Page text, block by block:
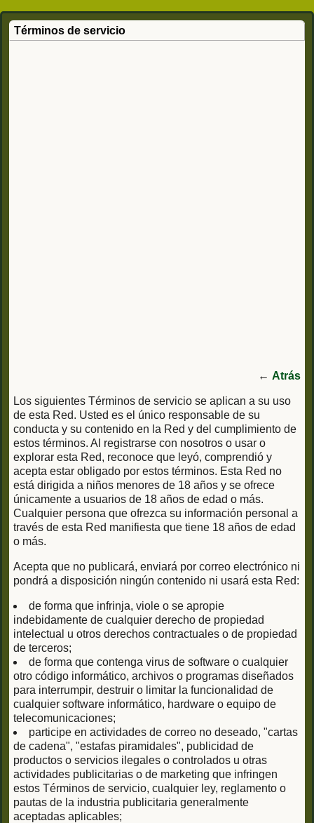
Términos de servicio
← Atrás
Los siguientes Términos de servicio se aplican a su uso
de esta Red. Usted es el único responsable de su
conducta y su contenido en la Red y del cumplimiento de
estos términos. Al registrarse con nosotros o usar o
explorar esta Red, reconoce que leyó, comprendió y
acepta estar obligado por estos términos. Esta Red no
está dirigida a niños menores de 18 años y se ofrece
únicamente a usuarios de 18 años de edad o más.
Cualquier persona que ofrezca su información personal a
través de esta Red manifiesta que tiene 18 años de edad
o más.
Acepta que no publicará, enviará por correo electrónico ni
pondrá a disposición ningún contenido ni usará esta Red:
de forma que infrinja, viole o se apropie
indebidamente de cualquier derecho de propiedad
intelectual u otros derechos contractuales o de propiedad
de terceros;
de forma que contenga virus de software o cualquier
otro código informático, archivos o programas diseñados
para interrumpir, destruir o limitar la funcionalidad de
cualquier software informático, hardware o equipo de
telecomunicaciones;
participe en actividades de correo no deseado, "cartas
de cadena", "estafas piramidales", publicidad de
productos o servicios ilegales o controlados u otras
actividades publicitarias o de marketing que infringen
estos Términos de servicio, cualquier ley, reglamento o
pautas de la industria publicitaria generalmente
aceptadas aplicables;